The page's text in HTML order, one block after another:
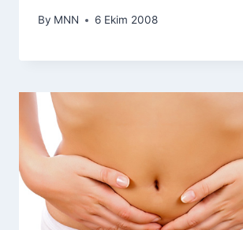
By MNN 6 Ekim 2008